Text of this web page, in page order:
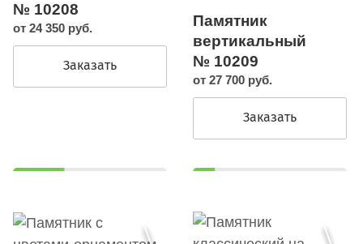
№ 10208
от 24 350 руб.
Заказать
Памятник
вертикальный
№ 10209
от 27 700 руб.
Заказать